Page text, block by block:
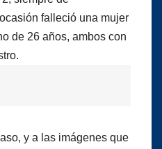
falleció una mujer
de 26 años, ambos con
y a las imágenes que